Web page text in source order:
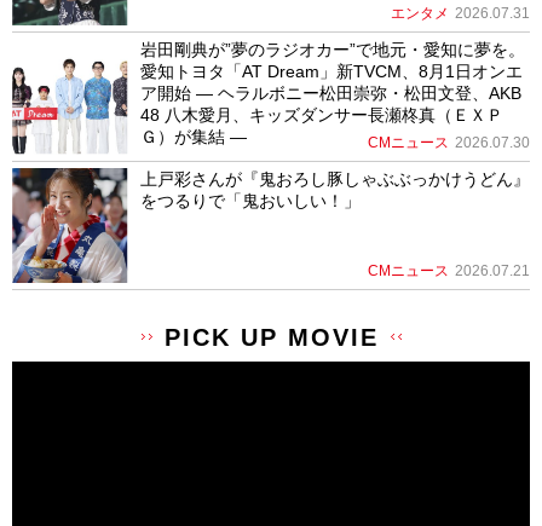
エンタメ 2026.07.31
岩田剛典が”夢のラジオカー”で地元・愛知に夢を。
愛知トヨタ「AT Dream」新TVCM、8月1日オンエ
ア開始 ― ヘラルボニー松田崇弥・松田文登、AKB
48 八木愛月、キッズダンサー長瀬柊真（ＥＸＰ
Ｇ）が集結 ―
CMニュース 2026.07.30
上戸彩さんが『鬼おろし豚しゃぶぶっかけうどん』
をつるりで「鬼おいしい！」
CMニュース 2026.07.21
PICK UP MOVIE